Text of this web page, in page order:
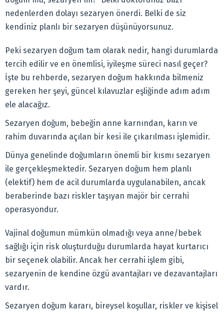
nedenlerden dolayı sezaryen önerdi. Belki de siz
kendiniz planlı bir sezaryen düşünüyorsunuz.
Peki sezaryen doğum tam olarak nedir, hangi durumlarda
tercih edilir ve en önemlisi, iyileşme süreci nasıl geçer?
İşte bu rehberde, sezaryen doğum hakkında bilmeniz
gereken her şeyi, güncel kılavuzlar eşliğinde adım adım
ele alacağız.
Sezaryen doğum, bebeğin anne karnından, karın ve
rahim duvarında açılan bir kesi ile çıkarılması işlemidir.
Dünya genelinde doğumların önemli bir kısmı sezaryen
ile gerçekleşmektedir. Sezaryen doğum hem planlı
(elektif) hem de acil durumlarda uygulanabilen, ancak
beraberinde bazı riskler taşıyan majör bir cerrahi
operasyondur.
Vajinal doğumun mümkün olmadığı veya anne/bebek
sağlığı için risk oluşturduğu durumlarda hayat kurtarıcı
bir seçenek olabilir. Ancak her cerrahi işlem gibi,
sezaryenin de kendine özgü avantajları ve dezavantajları
vardır.
Sezaryen doğum kararı, bireysel koşullar, riskler ve kişisel